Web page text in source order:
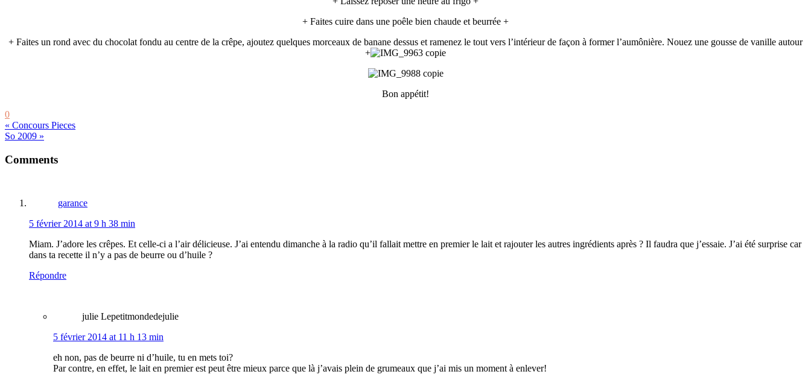
+ Faites cuire dans une poêle bien chaude et beurrée +
+ Faites un rond avec du chocolat fondu au centre de la crêpe, ajoutez quelques morceaux de banane dessus et ramenez le tout vers l’intérieur de façon à former l’aumônière. Nouez une gousse de vanille autour
+
Bon appétit!
0
« Concours Pieces
So 2009 »
Interactions
Comments
garance
5 février 2014 at 9 h 38 min
Miam. J’adore les crêpes. Et celle-ci a l’air délicieuse. J’ai entendu dimanche à la radio qu’il fallait mettre en premier le lait et rajouter les autres ingrédients après ? Il faudra que j’essaie. J’ai été surprise car
dans ta recette il n’y a pas de beurre ou d’huile ?
Répondre
julie Lepetitmondedejulie
5 février 2014 at 11 h 13 min
eh non, pas de beurre ni d’huile, tu en mets toi?
Par contre, en effet, le lait en premier est peut être mieux parce que là j’avais plein de grumeaux que j’ai mis un moment à enlever!